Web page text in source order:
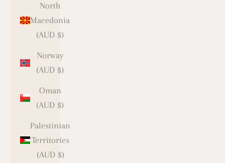
North
Macedonia
(AUD $)
Norway
(AUD $)
Oman
(AUD $)
Palestinian
Territories
(AUD $)